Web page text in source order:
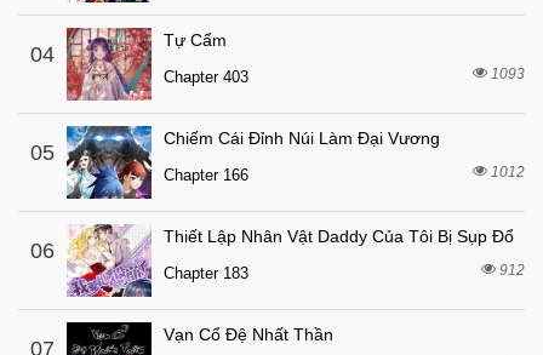
Chapter 28 7 tháng trước
Chapter 27
Chapter 26
Chapter 25 7 tháng trước
Chapter 24
Chapter 23 7 tháng trước
Chapter 22 7 tháng trước
Chapter 21
Chapter 20 7 tháng trước
04
Tự Cẩm
Chapter 403 1093
05
Chiếm Cái Đỉnh Núi Làm Đại Vương
Chapter 166 1012
06
Thiết Lập Nhân Vật Daddy Của Tôi Bị Sụp Đổ
Chapter 183 912
07
Vạn Cổ Đệ Nhất Thần